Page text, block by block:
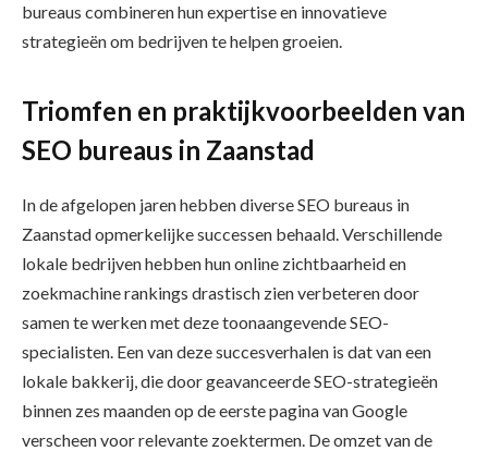
bureaus combineren hun expertise en innovatieve
strategieën om bedrijven te helpen groeien.
Triomfen en praktijkvoorbeelden van
SEO bureaus in Zaanstad
In de afgelopen jaren hebben diverse SEO bureaus in
Zaanstad opmerkelijke successen behaald. Verschillende
lokale bedrijven hebben hun online zichtbaarheid en
zoekmachine rankings drastisch zien verbeteren door
samen te werken met deze toonaangevende SEO-
specialisten. Een van deze succesverhalen is dat van een
lokale bakkerij, die door geavanceerde SEO-strategieën
binnen zes maanden op de eerste pagina van Google
verscheen voor relevante zoektermen. De omzet van de